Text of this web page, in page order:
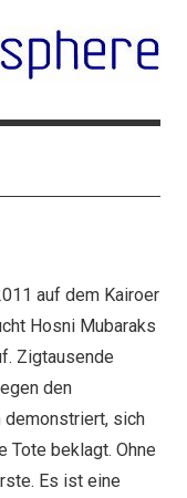
auf dem Kairoer
Hosni Mubaraks
Zigtausende
den
sich
Tote beklagt. Ohne
Es ist eine